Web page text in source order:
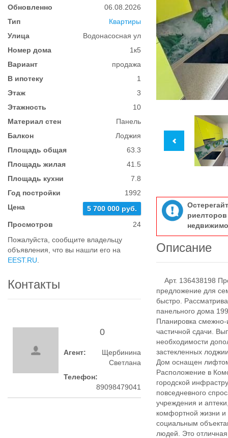
Обновленно
06.08.2026
Тип
Квартиры
Улица
Водонасосная ул
Номер дома
1к5
Вариант
продажа
В ипотеку
1
Этаж
3
Этажность
10
Материал стен
Панель
Балкон
Лоджия
Площадь общая
63.3
Площадь жилая
41.5
Площадь кухни
7.8
Год постройки
1992
Цена
5 700 000 руб.
Просмотров
24
Пожалуйста, сообщите владельцу
объявления, что вы нашли его на
EEST.RU
Контакты
0
Агент:
Щербинина
Светлана
Телефон:
89098479041
Описание
Арт. 136438198
предложение для
быстро.
панельного дома
Планировка
частичной сдачи.
необходимости
застекленных
Дом оснащен
Расположение в
городской
повседневного
учреждения и
комфортной жизни и
социальным
людей. Это